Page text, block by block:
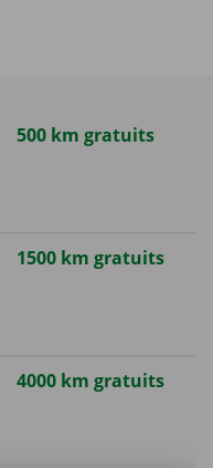
500 km gratuits
1500 km gratuits
4000 km gratuits